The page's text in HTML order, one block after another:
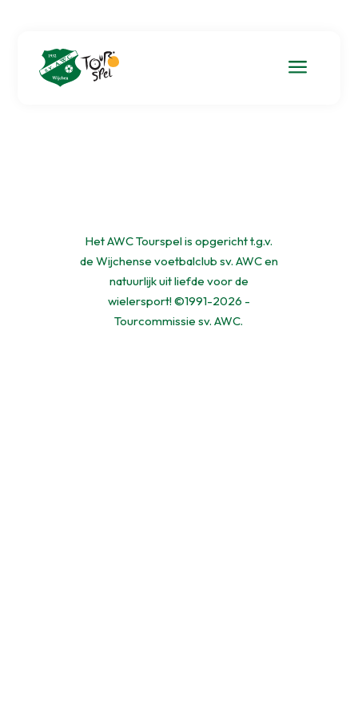
a
Het AWC Tourspel is opgericht t.g.v.
de Wijchense voetbalclub sv. AWC en
natuurlijk uit liefde voor de
wielersport! ©1991-2026 -
Tourcommissie sv. AWC.